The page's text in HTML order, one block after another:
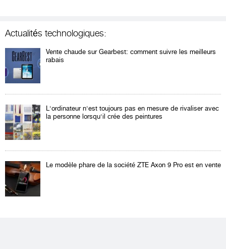
Actualités technologiques:
Vente chaude sur Gearbest: comment suivre les meilleurs
rabais
L'ordinateur n'est toujours pas en mesure de rivaliser avec
la personne lorsqu'il crée des peintures
Le modèle phare de la société ZTE Axon 9 Pro est en vente